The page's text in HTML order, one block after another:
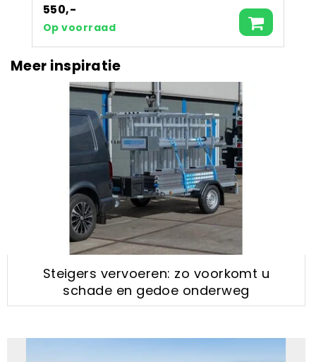
550,-
Op voorraad
Meer inspiratie
Steigers vervoeren: zo voorkomt u
schade en gedoe onderweg